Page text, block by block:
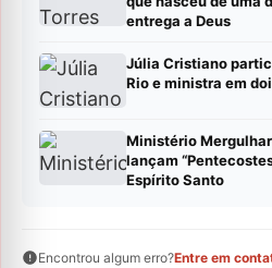
entrega a Deus
Júlia Cristiano
Rio e ministra em
Ministério
lançam
Espírito Santo
Encontrou algum erro?Entre em